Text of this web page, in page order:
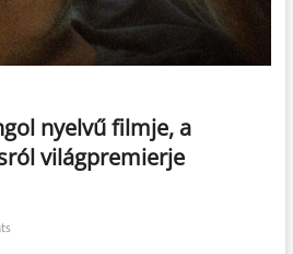
nyelvű filmje, a
világpremierje